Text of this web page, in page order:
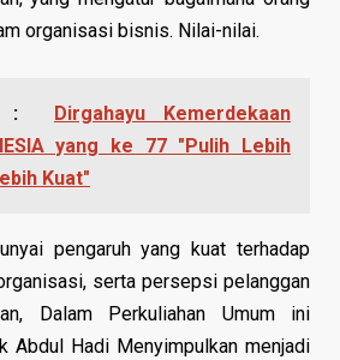
organisasi bisnis. Nilai-nilai.
:
Dirgahayu Kemerdekaan
yang ke 77 "Pulih Lebih
Kuat"
pengaruh yang kuat terhadap
serta persepsi pelanggan
Dalam Perkuliahan Umum ini
Abdul Hadi Menyimpulkan menjadi